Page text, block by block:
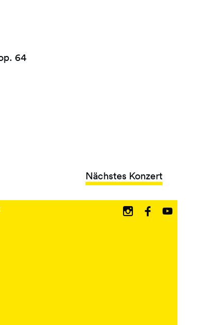
64
Nächstes Konzert